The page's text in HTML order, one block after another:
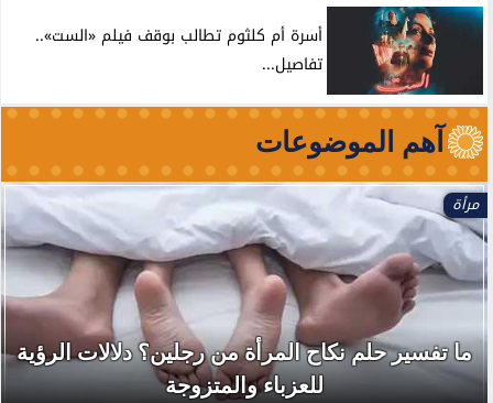
أسرة أم كلثوم تطالب بوقف فيلم «الست»..
تفاصيل...
آهم الموضوعات
مرأة
ما تفسير حلم نكاح المرأة من رجلين؟ دلالات الرؤية
للعزباء والمتزوجة